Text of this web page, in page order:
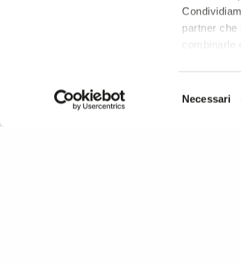
partner che
questa
del
Necessari